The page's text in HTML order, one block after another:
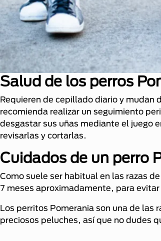
Salud de los perros
Requieren de cepillado diario y mudan
recomienda realizar un seguimiento
desgastar sus uñas mediante el juego
revisarlas y cortarlas.
Cuidados de un perro
Como suele ser habitual en las razas
7 meses aproximadamente, para
Los perritos Pomerania son una de las
preciosos peluches, así que no dudes